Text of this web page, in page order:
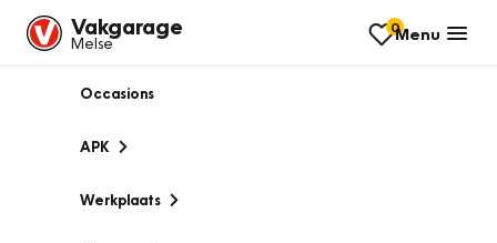
Vakgarage
Melse
0Menu
Occasions
APK
Werkplaats